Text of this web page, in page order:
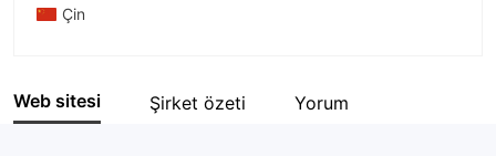
Çin
Şirket Adı
Web sitesi Şirket özeti Yorum